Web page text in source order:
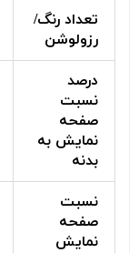
تعداد رنگ/
رزولوشن
درصد
نسبت
صفحه
نمایش به
بدنه
نسبت
صفحه
نمایش